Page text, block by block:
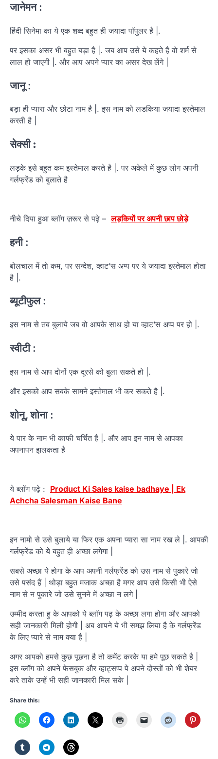
जानेमन:
हिंदी सिनेमा का ये एक शब्द बहुत ही जयादा पॉपुलर है |.
पर इसका असर भी बहुत बड़ा है |. जब आप उसे ये कहते है वो शर्म से
लाल हो जाएगी |. और आप अपने प्यार का असर देख लेंगे |
जानू:
बड़ा ही प्यारा और छोटा नाम है |. इस नाम को लडकिया जयादा इस्तेमाल
करती है |
सेक्सी:
लड़के इसे बहुत कम इस्तेमाल करते है |. पर अकेले में कुछ लोग अपनी
गर्लफ्रेंड को बुलाते है
नीचे दिया हुआ ब्लॉग ज़रूर से पढ़े –लड़कियों पर अपनी छाप छोड़े
हनी:
बोलचाल में तो कम, पर सन्देश, व्हाट’स अप्प पर ये जयादा इस्तेमाल होता
है |.
ब्यूटीफुल:
इस नाम से तब बुलाये जब वो आपके साथ हो या व्हाट’स अप्प पर हो |.
स्वीटी:
इस नाम से आप दोनों एक दूरसे को बुला सकते हो |.
और इसको आप सबके सामने इस्तेमाल भी कर सकते है |.
शोनू,शोना:
ये पार के नाम भी काफी चर्चित है |. और आप इन नाम से आपका
अपनापन झलकता है
ये ब्लॉग पढ़े : Product Ki Sales kaise badhaye | Ek
Achcha Salesman Kaise Bane
इन नामो से उसे बुलाये या फिर एक अपना प्यारा सा नाम रख ले |. आपकी
गर्लफ्रेंड को ये बहुत ही अच्छा लगेगा |
सबसे अच्छा ये होगा के आप अपनी गर्लफ्रेंड को उस नाम से पुकारे जो
उसे पसंद हैं | थोड़ा बहुत मजाक अच्छा है मगर आप उसे किसी भी ऐसे
नाम से न पुकारे जो उसे सुनने में अच्छा न लगे |
उम्मीद करता हु के आपको ये ब्लॉग पढ़ के अच्छा लगा होगा और आपको
सही जानकारी मिली होगी | अब आपने ये भी समझ लिया है के गर्लफ्रेंड
के लिए प्यारे से नाम क्या है |
अगर आपको हमसे कुछ पूछना है तो कमेंट करके या हमे पूछ सकते है |
इस ब्लॉग को अपने फेसबुक और व्हाट्सप्प पे अपने दोस्तों को भी शेयर
करे ताके उन्हें भी सही जानकारी मिल सके |
Share this: